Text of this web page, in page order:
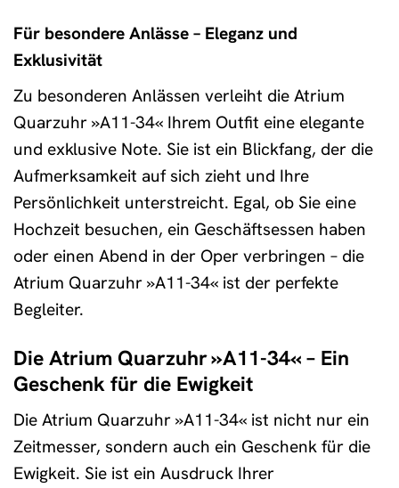
Für besondere Anlässe – Eleganz und
Exklusivität
Zu besonderen Anlässen verleiht die Atrium
Quarzuhr »A11-34« Ihrem Outfit eine elegante
und exklusive Note. Sie ist ein Blickfang, der die
Aufmerksamkeit auf sich zieht und Ihre
Persönlichkeit unterstreicht. Egal, ob Sie eine
Hochzeit besuchen, ein Geschäftsessen haben
oder einen Abend in der Oper verbringen – die
Atrium Quarzuhr »A11-34« ist der perfekte
Begleiter.
Die Atrium Quarzuhr »A11-34« – Ein
Geschenk für die Ewigkeit
Die Atrium Quarzuhr »A11-34« ist nicht nur ein
Zeitmesser, sondern auch ein Geschenk für die
Ewigkeit. Sie ist ein Ausdruck Ihrer